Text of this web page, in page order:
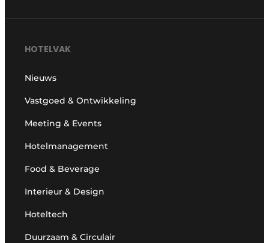
HOTELVAK
Nieuws
Vastgoed & Ontwikkeling
Meeting & Events
Hotelmanagement
Food & Beverage
Interieur & Design
Hoteltech
Duurzaam & Circulair